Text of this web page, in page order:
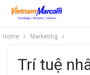
Home Marketing
Trí tuệ